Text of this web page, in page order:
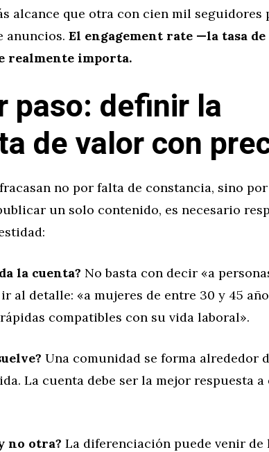
alcance que otra con cien mil seguidores
anuncios. El engagement rate —la tasa
realmente importa.
paso: definir la
de valor con
no por falta de constancia, sino
un solo contenido, es necesario
la cuenta? No basta con decir «a
al detalle: «a mujeres de entre 30 y 45
compatibles con su vida laboral».
Una comunidad se forma alrededor
La cuenta debe ser la mejor respuesta a
no otra? La diferenciación puede venir de